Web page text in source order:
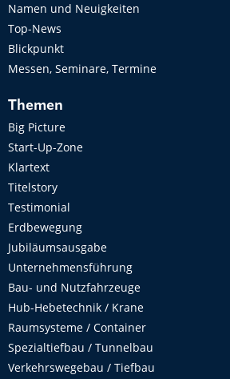
Namen und Neuigkeiten
Top-News
Blickpunkt
Messen, Seminare, Termine
Themen
Big Picture
Start-Up-Zone
Klartext
Titelstory
Testimonial
Erdbewegung
Jubiläumsausgabe
Unternehmensführung
Bau- und Nutzfahrzeuge
Hub-Hebetechnik / Krane
Raumsysteme / Container
Spezialtiefbau / Tunnelbau
Verkehrswegebau / Tiefbau